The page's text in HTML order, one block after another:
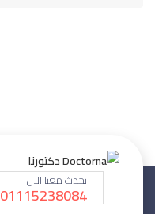
تحدث معنا الان
01115238084